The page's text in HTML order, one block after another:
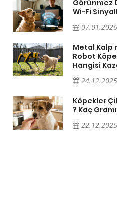
Görünmez
Wi-Fi
07.01.2026
Metal Kalp
Robot
Hangisi
24.12.2025
Köpekler
? Kaç
22.12.2025